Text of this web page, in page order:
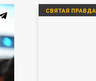
СВЯТАЯ ПРАВДА